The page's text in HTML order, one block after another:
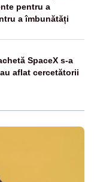
pentru a
a îmbunătăți
SpaceX s-a
aflat cercetătorii